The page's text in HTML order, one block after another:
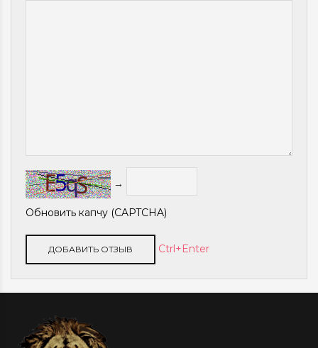
→
Обновить капчу (CAPTCHA)
Ctrl+Enter